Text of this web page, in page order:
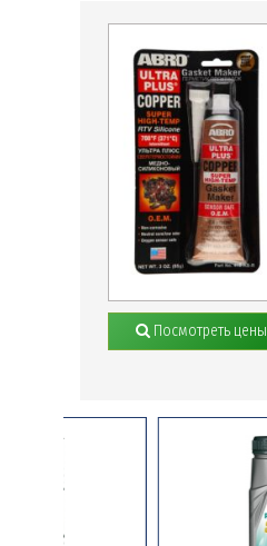
Посмотреть цены